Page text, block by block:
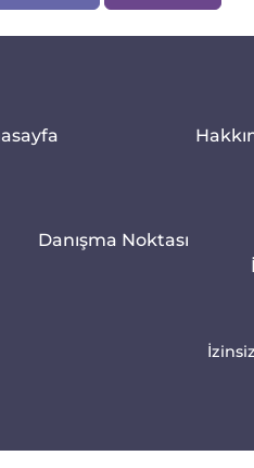
Danışma Noktası